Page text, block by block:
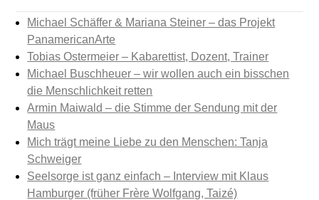
Michael Schäffer & Mariana Steiner – das Projekt
PanamericanArte
Tobias Ostermeier – Kabarettist, Dozent, Trainer
Michael Buschheuer – wir wollen auch ein bisschen
die Menschlichkeit retten
Armin Maiwald – die Stimme der Sendung mit der
Maus
Mich trägt meine Liebe zu den Menschen: Tanja
Schweiger
Seelsorge ist ganz einfach – Interview mit Klaus
Hamburger (früher Frère Wolfgang, Taizé)